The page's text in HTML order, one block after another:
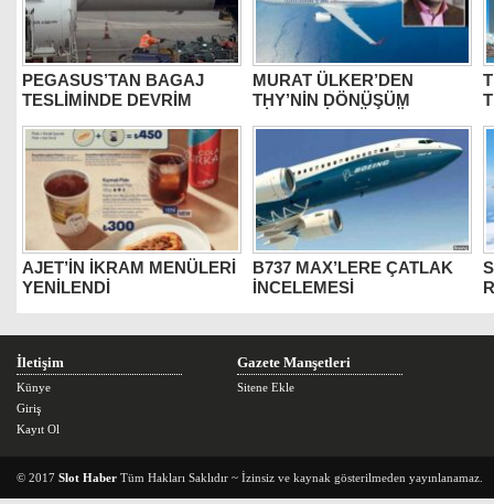
PEGASUS’TAN BAGAJ
TESLİMİNDE DEVRİM
MURAT ÜLKER’DEN
THY’NİN DÖNÜŞÜM
AJET’İN İKRAM MENÜLERİ
YENİLENDİ
B737 MAX’LERE ÇATLAK
İNCELEMESİ
İletişim
Künye
Giriş
Kayıt Ol
Gazete Manşetleri
Sitene Ekle
© 2017 Slot Haber Tüm Hakları Saklıdır ~ İzinsiz ve kaynak gösterilmeden yayınlanamaz.